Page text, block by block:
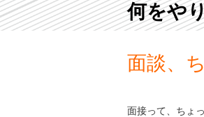
何をや
面談、
面接って、ちょ